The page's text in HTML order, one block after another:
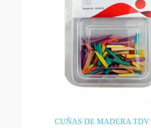
CUÑAS DE MADERA TDV